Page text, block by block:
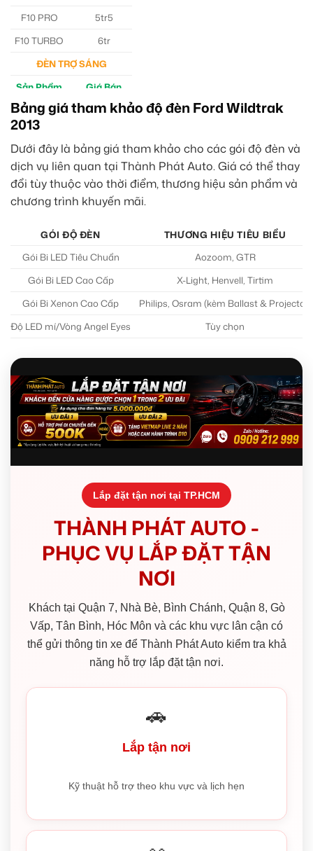
F10 PRO
5tr5
F10 TURBO
6tr
ĐÈN TRỢ SÁNG
Sản Phẩm
Giá Bán
M30 Ultra
4tr5
Aozoom EX3
Bảng giá tham khảo độ đèn Ford Wildtrak
2013
Dưới đây là bảng giá tham khảo cho các gói độ đèn và
dịch vụ liên quan tại Thành Phát Auto. Giá có thể thay
đổi tùy thuộc vào thời điểm, thương hiệu sản phẩm và
chương trình khuyến mãi.
GÓI ĐỘ ĐÈN
THƯƠNG HIỆU TIÊU BIỂU
Gói Bi LED Tiêu Chuẩn
Aozoom, GTR
Gói Bi LED Cao Cấp
X-Light, Henvell, Tirtim
Gói Bi Xenon Cao Cấp
Philips, Osram (kèm Ballast & Projector)
Độ LED mí/Vòng Angel Eyes
Tùy chọn
Lắp đặt tận nơi tại TP.HCM
THÀNH PHÁT AUTO -
PHỤC VỤ LẮP ĐẶT TẬN
NƠI
Khách tại Quận 7, Nhà Bè, Bình Chánh, Quận 8, Gò
Vấp, Tân Bình, Hóc Môn và các khu vực lân cận có
thể gửi thông tin xe để Thành Phát Auto kiểm tra khả
năng hỗ trợ lắp đặt tận nơi.
🚗
Lắp tận nơi
Kỹ thuật hỗ trợ theo khu vực và lịch hẹn